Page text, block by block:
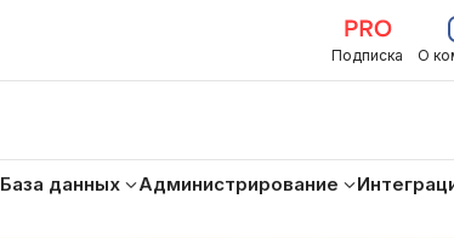
Подписка О
База данных Администрирование